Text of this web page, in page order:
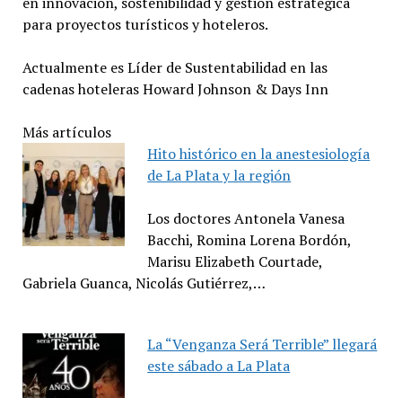
para proyectos turísticos y hoteleros.
Actualmente es Líder de Sustentabilidad en las
cadenas hoteleras Howard Johnson & Days Inn
Más artículos
Hito histórico en la anestesiología
de La Plata y la región
Los doctores Antonela Vanesa
Bacchi, Romina Lorena Bordón,
Marisu Elizabeth Courtade,
Gabriela Guanca, Nicolás Gutiérrez,…
La “Venganza Será Terrible” llegará
este sábado a La Plata